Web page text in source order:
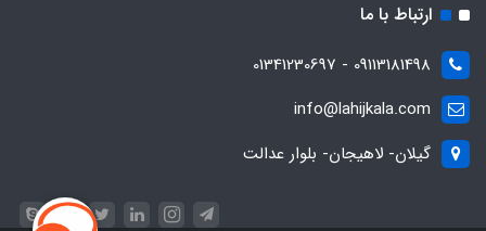
ارتباط با ما
09113181498 - 01341230697
info@lahijkala.com
گیلان- لاهیجان- بلوار عدالت